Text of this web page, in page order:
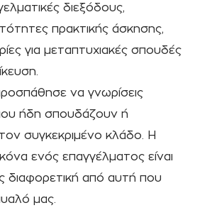
διεξόδους,
πρακτικής άσκησης,
για μεταπτυχιακές σπουδές
να γνωρίσεις
ήδη σπουδάζουν ή
συγκεκριμένο κλάδο. Η
ενός επαγγέλματος είναι
διαφορετική από αυτή που
μας.